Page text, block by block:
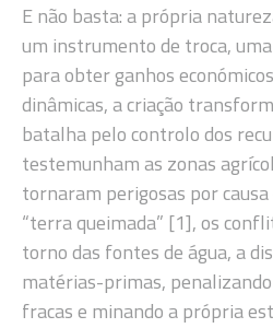
E não basta: a própria
um instrumento de troca,
para obter ganhos
dinâmicas, a criação
batalha pelo controlo dos
testemunham as zonas
tornaram perigosas por
“terra queimada” [1], os
torno das fontes de água, a
matérias-primas,
fracas e minando a própria